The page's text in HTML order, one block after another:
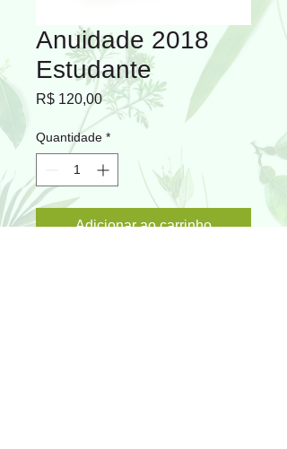
Anuidade 2018
Estudante
R$ 120,00Preço
Quantidade *
Adicionar ao carrinho